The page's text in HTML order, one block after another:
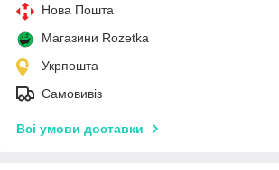
Нова Пошта
Магазини Rozetka
Укрпошта
Самовивіз
Всі умови доставки